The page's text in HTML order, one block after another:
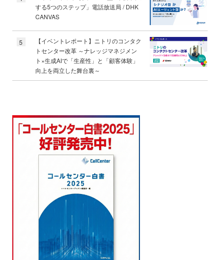
する5つのステップ」電話放送局 / DHK
CANVAS
5
【イベントレポート】ニトリのコンタク
トセンター改革 ～ナレッジマネジメン
ト×生成AIで「生産性」と「顧客体験」
向上を両立した舞台裏～